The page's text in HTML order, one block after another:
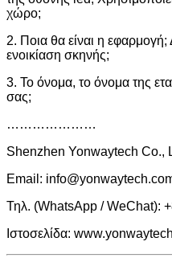
χώρο;
2. Ποια θα είναι η
ενοικίαση σκηνής;
3. Το όνομα, το όνομα της
σας;
…………………
Shenzhen Yonwaytech Co.,
Email:
Τηλ. (WhatsApp / WeChat):
Ιστοσελίδα: